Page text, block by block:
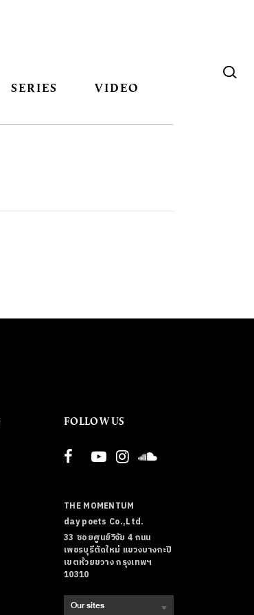
SERIES VIDEO
FOLLOW US
THE MOMENTUM
day poets Co.,Ltd.
33 ซอยศูนย์วิจัย 4 ถนน
เพชรบุรีตัดใหม่ แขวงบางกะปิ
เขตห้วยขวาง กรุงเทพฯ
10310